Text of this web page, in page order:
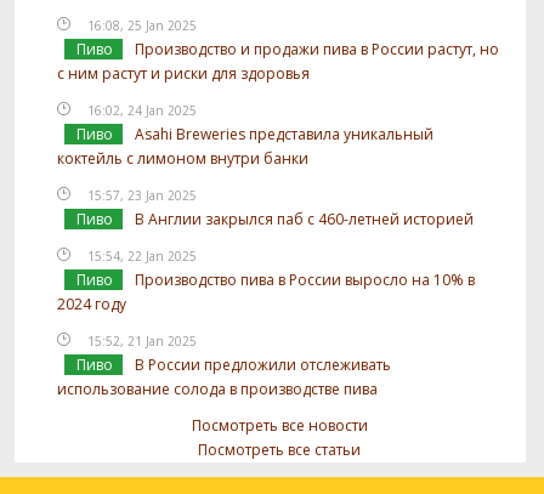
16:08, 25 Jan 2025
Пиво
Производство и продажи пива в России растут, но
с ним растут и риски для здоровья
16:02, 24 Jan 2025
Пиво
Asahi Breweries представила уникальный
коктейль с лимоном внутри банки
15:57, 23 Jan 2025
Пиво В Англии закрылся паб с 460-летней историей
15:54, 22 Jan 2025
Пиво
Производство пива в России выросло на 10% в
2024 году
15:52, 21 Jan 2025
Пиво
В России предложили отслеживать
использование солода в производстве пива
Посмотреть все новости
Посмотреть все статьи